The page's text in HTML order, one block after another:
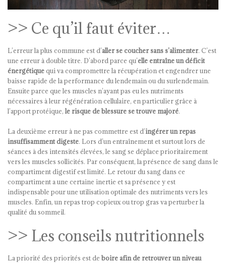
>> Ce qu’il faut éviter…
L’erreur la plus commune est d’aller se coucher sans s’alimenter. C’est
une erreur à double titre. D’abord parce qu’elle entraîne un déficit
énergétique qui va compromettre la récupération et engendrer une
baisse rapide de la performance du lendemain ou du surlendemain.
Ensuite parce que les muscles n’ayant pas eu les nutriments
nécessaires à leur régénération cellulaire, en particulier grâce à
l’apport protéique, le risque de blessure se trouve majoré.
La deuxième erreur à ne pas commettre est d’ingérer un repas
insuffisamment digeste. Lors d’un entraînement et surtout lors de
séances à des intensités élevées, le sang se déplace prioritairement
vers les muscles sollicités. Par conséquent, la présence de sang dans le
compartiment digestif est limité. Le retour du sang dans ce
compartiment a une certaine inertie et sa présence y est
indispensable pour une utilisation optimale des nutriments vers les
muscles. Enfin, un repas trop copieux ou trop gras va perturber la
qualité du sommeil.
>> Les conseils nutritionnels
La priorité des priorités est de boire afin de retrouver un niveau